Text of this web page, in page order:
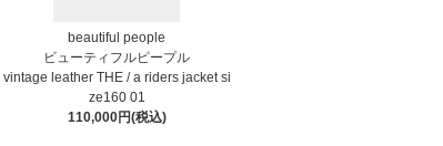
beautiful people
ビューティフルピープル
vintage leather THE / a riders jacket si
ze160 01
110,000円(税込)